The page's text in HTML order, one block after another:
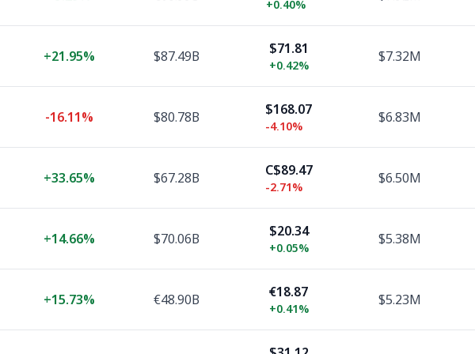
+0.40%
$7.32M
$71.81
+0.42%
$87.49B
+21.95%
$6.83M
$168.07
-4.10%
$80.78B
-16.11%
$6.50M
C$89.47
-2.71%
$67.28B
+33.65%
$5.38M
$20.34
+0.05%
$70.06B
+14.66%
$5.23M
€18.87
+0.41%
€48.90B
+15.73%